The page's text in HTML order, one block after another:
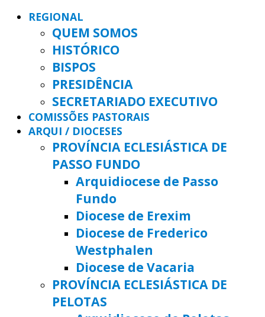
REGIONAL
QUEM SOMOS
HISTÓRICO
BISPOS
PRESIDÊNCIA
SECRETARIADO EXECUTIVO
COMISSÕES PASTORAIS
ARQUI / DIOCESES
PROVÍNCIA ECLESIÁSTICA DE
PASSO FUNDO
Arquidiocese de Passo
Fundo
Diocese de Erexim
Diocese de Frederico
Westphalen
Diocese de Vacaria
PROVÍNCIA ECLESIÁSTICA DE
PELOTAS